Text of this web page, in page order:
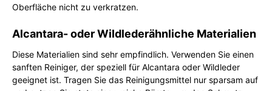
Oberfläche nicht zu verkratzen.
Alcantara- oder Wildlederähnliche Materialien
Diese Materialien sind sehr empfindlich. Verwenden Sie einen
sanften Reiniger, der speziell für Alcantara oder Wildleder
geeignet ist. Tragen Sie das Reinigungsmittel nur sparsam auf